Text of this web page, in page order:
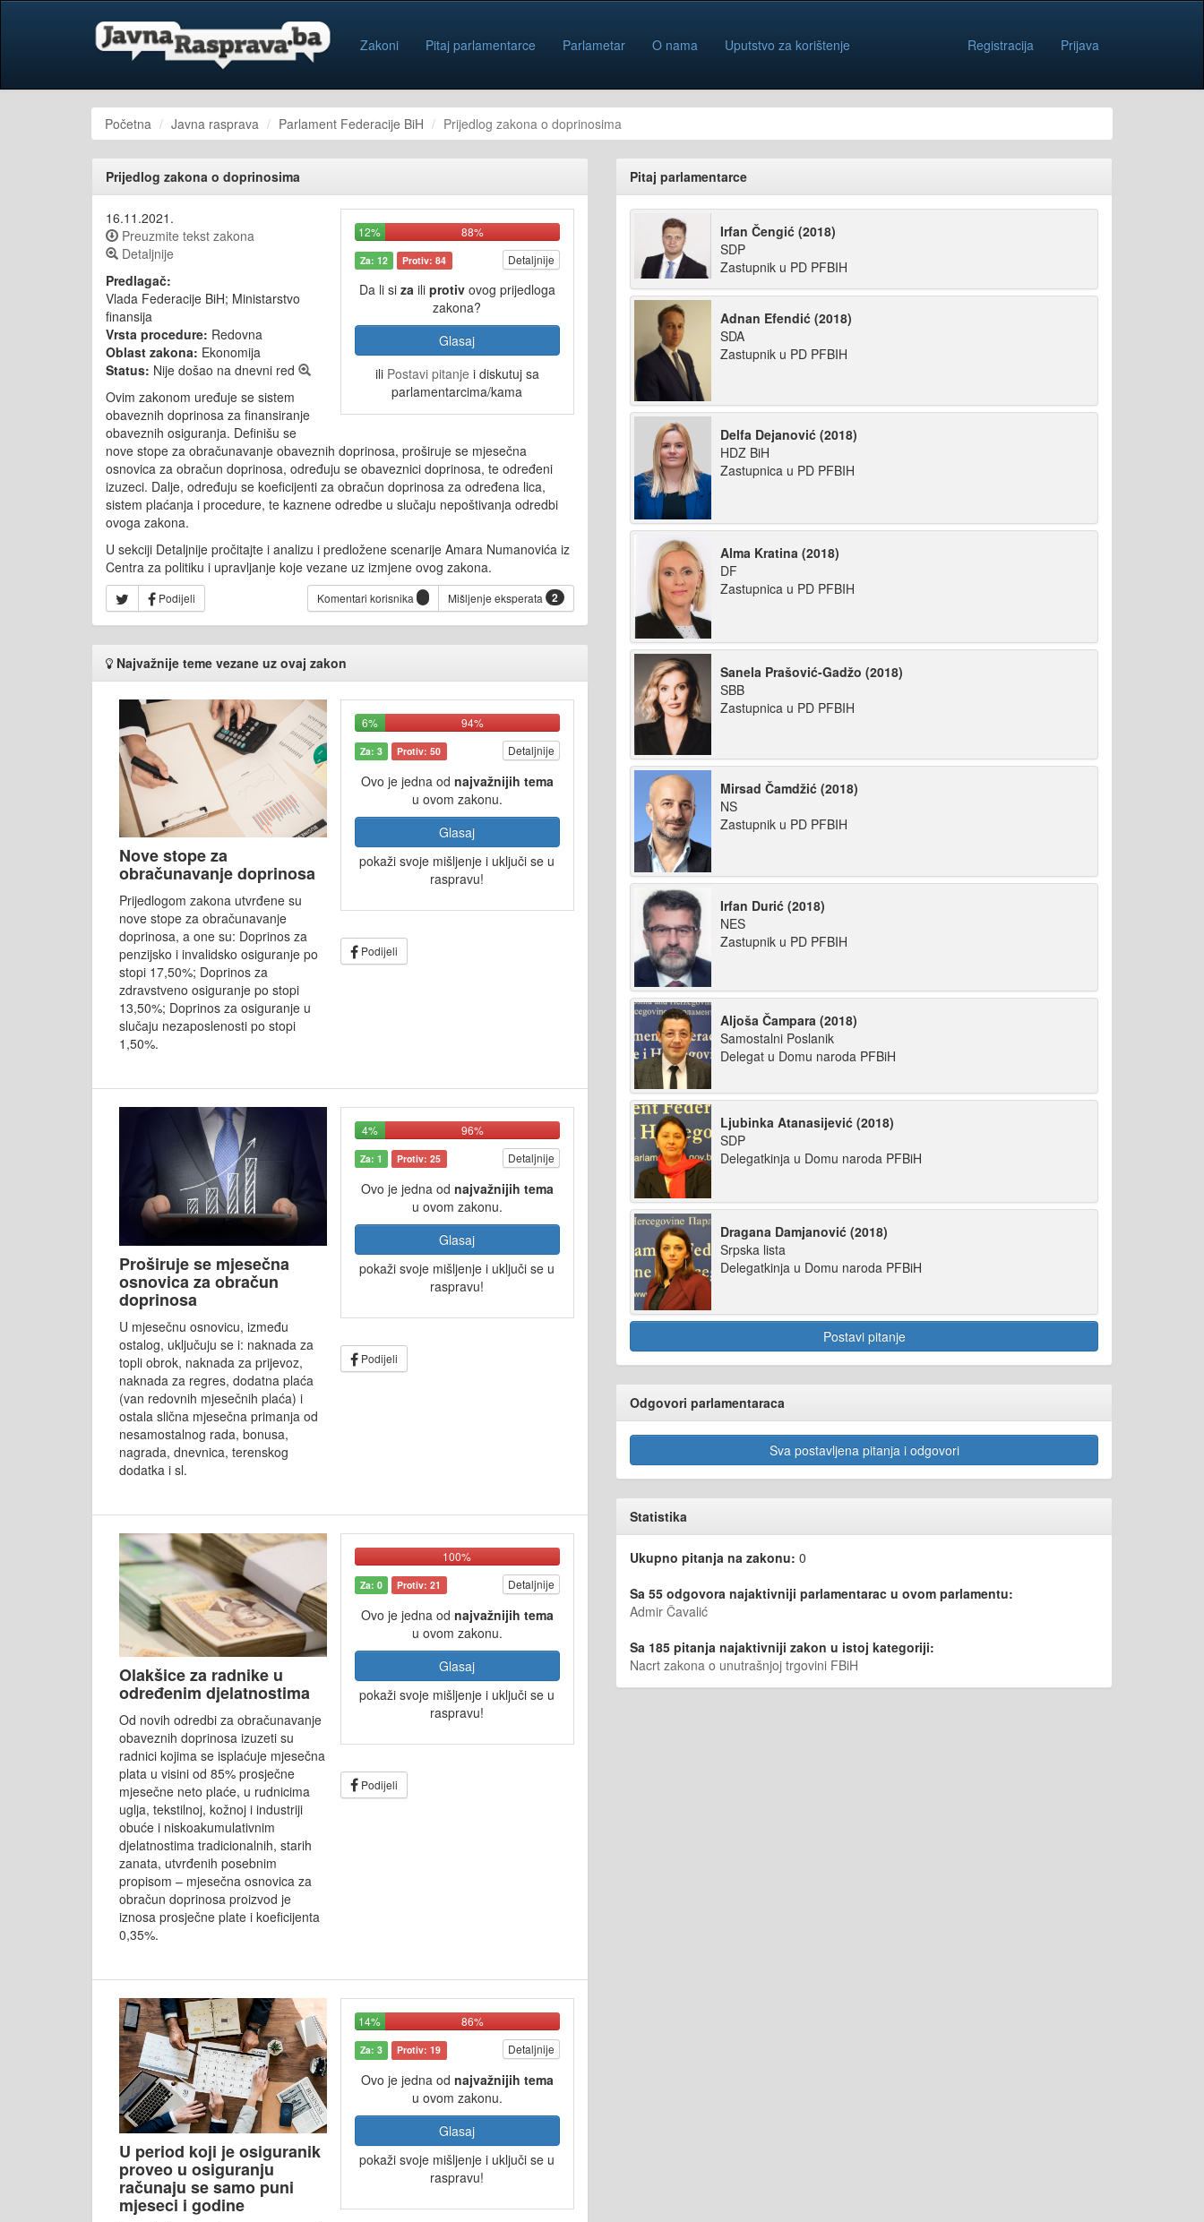
Zakoni Pitaj parlamentarce Parlametar O nama Uputstvo za korištenje Registracija Prijava
Početna Javna rasprava Parlament Federacije BiH Prijedlog zakona o doprinosima
Prijedlog zakona o doprinosima
12% 88%
Za: 12 Protiv: 84 Detaljnije
Da li si zaili protivovog prijedloga
zakona?
Glasaj
ili Postavi pitanje i diskutuj sa
parlamentarcima/kama
16.11.2021.
Preuzmite tekst zakona
Detaljnije
Predlagač:
Vlada Federacije BiH; Ministarstvo
finansija
Vrsta procedure: Redovna
Oblast zakona: Ekonomija
Status: Nije došao na dnevni red
Ovim zakonom uređuje se sistem
obaveznih doprinosa za finansiranje
obaveznih osiguranja. Definišu se
nove stope za obračunavanje obaveznih doprinosa, proširuje se mjesečna
osnovica za obračun doprinosa, određuju se obaveznici doprinosa, te određeni
izuzeci. Dalje, određuju se koeficijenti za obračun doprinosa za određena lica,
sistem plaćanja i procedure, te kaznene odredbe u slučaju nepoštivanja odredbi
ovoga zakona.
U sekciji Detaljnije pročitajte i analizu i predložene scenarije Amara Numanovića iz
Centra za politiku i upravljanje koje vezane uz izmjene ovog zakona.
Podijeli Komentari korisnika Mišljenje eksperata 2
Najvažnije teme vezane uz ovaj zakon
Nove stope za
obračunavanje doprinosa
Prijedlogom zakona utvrđene su
nove stope za obračunavanje
doprinosa, a one su: Doprinos za
penzijsko i invalidsko osiguranje po
stopi 17,50%; Doprinos za
zdravstveno osiguranje po stopi
13,50%; Doprinos za osiguranje u
slučaju nezaposlenosti po stopi
1,50%.
6% 94%
Za: 3 Protiv: 50 Detaljnije
Ovo je jedna od najvažnijih tema
u ovom zakonu.
Glasaj
pokaži svoje mišljenje i uključi se u
raspravu!
Podijeli
Proširuje se mjesečna
osnovica za obračun
doprinosa
U mjesečnu osnovicu, između
ostalog, uključuju se i: naknada za
topli obrok, naknada za prijevoz,
naknada za regres, dodatna plaća
(van redovnih mjesečnih plaća) i
ostala slična mjesečna primanja od
nesamostalnog rada, bonusa,
nagrada, dnevnica, terenskog
dodatka i sl.
4% 96%
Za: 1 Protiv: 25 Detaljnije
Ovo je jedna od najvažnijih tema
u ovom zakonu.
Glasaj
pokaži svoje mišljenje i uključi se u
raspravu!
Podijeli
Olakšice za radnike u
određenim djelatnostima
Od novih odredbi za obračunavanje
obaveznih doprinosa izuzeti su
radnici kojima se isplaćuje mjesečna
plata u visini od 85% prosječne
mjesečne neto plaće, u rudnicima
uglja, tekstilnoj, kožnoj i industriji
obuće i niskoakumulativnim
djelatnostima tradicionalnih, starih
zanata, utvrđenih posebnim
propisom – mjesečna osnovica za
obračun doprinosa proizvod je
iznosa prosječne plate i koeficijenta
0,35%.
100%
Za: 0 Protiv: 21 Detaljnije
Ovo je jedna od najvažnijih tema
u ovom zakonu.
Glasaj
pokaži svoje mišljenje i uključi se u
raspravu!
Podijeli
U period koji je osiguranik
proveo u osiguranju
računaju se samo puni
mjeseci i godine
14% 86%
Za: 3 Protiv: 19 Detaljnije
Ovo je jedna od najvažnijih tema
u ovom zakonu.
Glasaj
pokaži svoje mišljenje i uključi se u
raspravu!
Pitaj parlamentarce
Irfan Čengić (2018)
SDP
Zastupnik u PD PFBIH
Adnan Efendić (2018)
SDA
Zastupnik u PD PFBIH
Delfa Dejanović (2018)
HDZ BiH
Zastupnica u PD PFBIH
Alma Kratina (2018)
DF
Zastupnica u PD PFBIH
Sanela Prašović-Gadžo (2018)
SBB
Zastupnica u PD PFBIH
Mirsad Čamdžić (2018)
NS
Zastupnik u PD PFBIH
Irfan Durić (2018)
NES
Zastupnik u PD PFBIH
Aljoša Čampara (2018)
Samostalni Poslanik
Delegat u Domu naroda PFBiH
Ljubinka Atanasijević (2018)
SDP
Delegatkinja u Domu naroda PFBiH
Dragana Damjanović (2018)
Srpska lista
Delegatkinja u Domu naroda PFBiH
Postavi pitanje
Odgovori parlamentaraca
Sva postavljena pitanja i odgovori
Statistika
Ukupno pitanja na zakonu: 0
Sa 55 odgovora najaktivniji parlamentarac u ovom parlamentu:
Admir Čavalić
Sa 185 pitanja najaktivniji zakon u istoj kategoriji:
Nacrt zakona o unutrašnjoj trgovini FBiH